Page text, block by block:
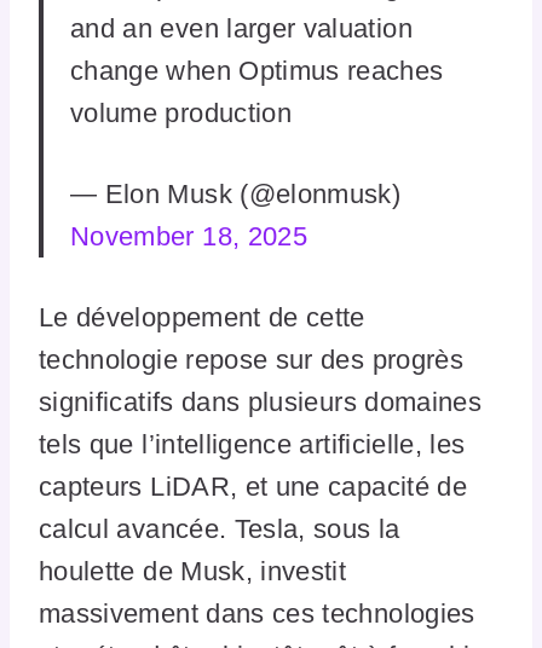
and an even larger valuation
change when Optimus reaches
volume production
— Elon Musk (@elonmusk)
November 18, 2025
Le développement de cette
technologie repose sur des progrès
significatifs dans plusieurs domaines
tels que l’intelligence artificielle, les
capteurs LiDAR, et une capacité de
calcul avancée. Tesla, sous la
houlette de Musk, investit
massivement dans ces technologies